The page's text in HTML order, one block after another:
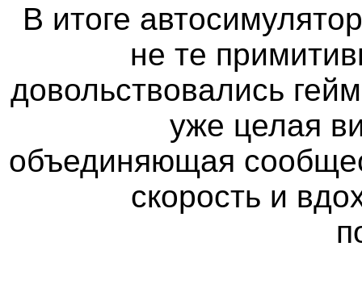
В итоге
не те
довольствовались
уже целая
объединяющая
скорость и